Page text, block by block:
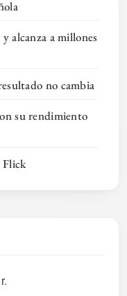
alcanza a millones
no cambia
su rendimiento
Flick